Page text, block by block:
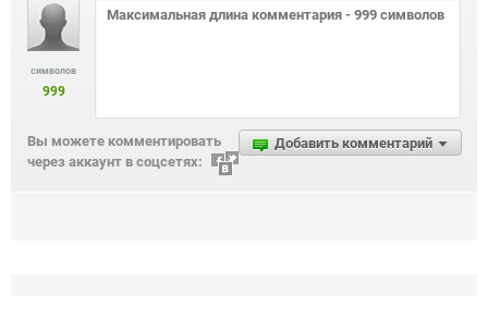
символов
999
Добавить комментарий
Вы можете комментировать
через аккаунт в соцсетях: